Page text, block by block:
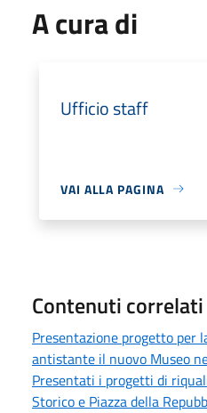
A cura di
Ufficio staff
VAI ALLA PAGINA
Contenuti correlati
Presentazione progetto per
antistante il nuovo Museo
Presentati i progetti di
Storico e Piazza della